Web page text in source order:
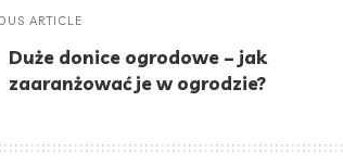
ARTICLE
Duże donice ogrodowe – jak
zaaranżować je w ogrodzie?